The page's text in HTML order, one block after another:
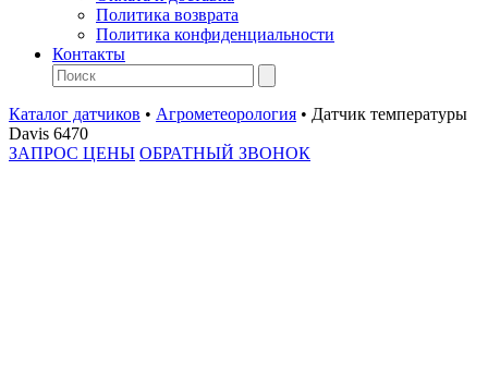
Политика возврата
Политика конфиденциальности
Контакты
Каталог датчиков • Агрометеорология • Датчик температуры
Davis 6470
ЗАПРОС ЦЕНЫ ОБРАТНЫЙ ЗВОНОК